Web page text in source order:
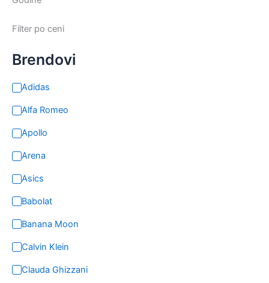
Filter po ceni
Brendovi
Adidas
Alfa Romeo
Apollo
Arena
Asics
Babolat
Banana Moon
Calvin Klein
Clauda Ghizzani